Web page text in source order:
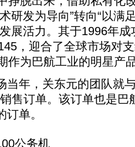
研发为导向”转向“以满
展活力。其于1996年
，迎合了全球市场对
作为巴航工业的明星产
年，关东元的团队就
售订单。该订单也是巴
单。
公务机